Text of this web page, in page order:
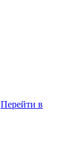
Перейти в